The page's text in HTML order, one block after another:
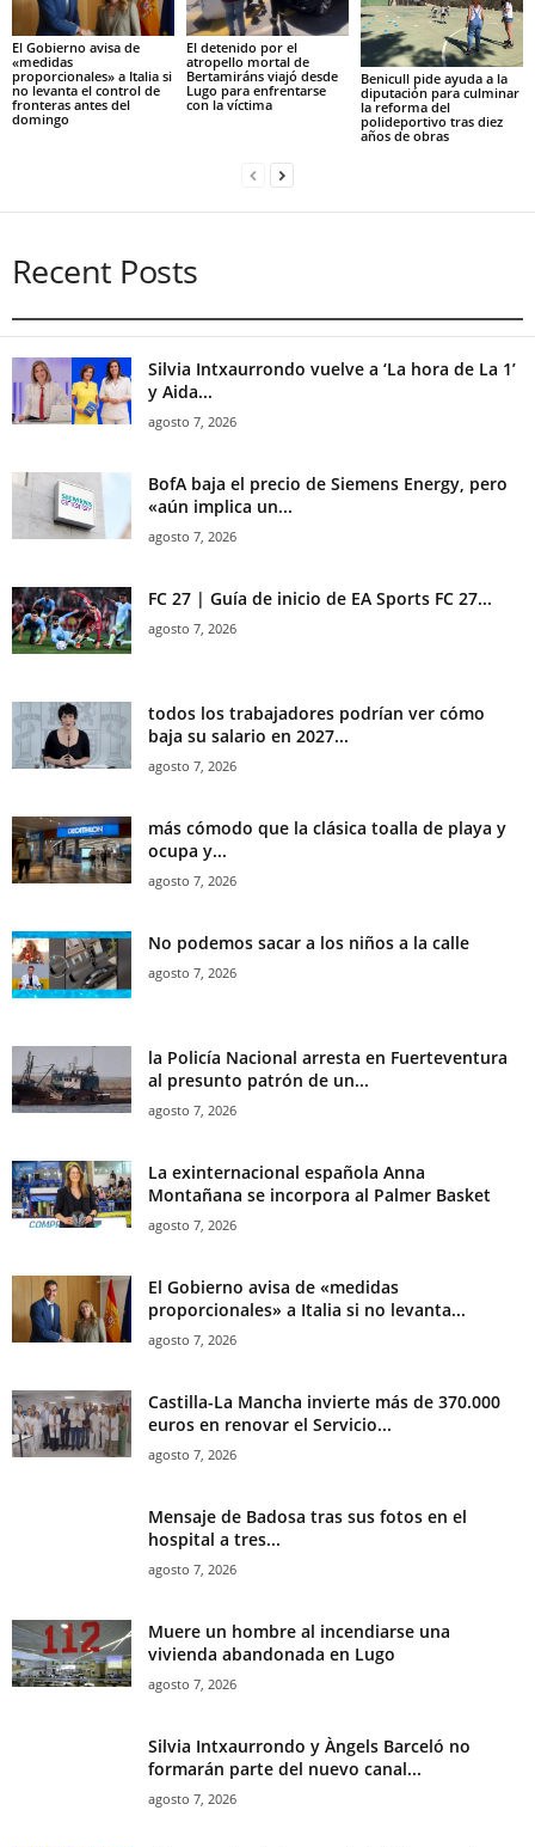
El Gobierno avisa de
«medidas
proporcionales» a Italia si
no levanta el control de
fronteras antes del
domingo
El detenido por el
atropello mortal de
Bertamiráns viajó desde
Lugo para enfrentarse
con la víctima
Benicull pide ayuda a la
diputación para culminar
la reforma del
polideportivo tras diez
años de obras
Recent Posts
Silvia Intxaurrondo vuelve a ‘La hora de La 1’
y Aida...
agosto 7, 2026
BofA baja el precio de Siemens Energy, pero
«aún implica un...
agosto 7, 2026
FC 27 | Guía de inicio de EA Sports FC 27...
agosto 7, 2026
todos los trabajadores podrían ver cómo
baja su salario en 2027...
agosto 7, 2026
más cómodo que la clásica toalla de playa y
ocupa y...
agosto 7, 2026
No podemos sacar a los niños a la calle
agosto 7, 2026
la Policía Nacional arresta en Fuerteventura
al presunto patrón de un...
agosto 7, 2026
La exinternacional española Anna
Montañana se incorpora al Palmer Basket
agosto 7, 2026
El Gobierno avisa de «medidas
proporcionales» a Italia si no levanta...
agosto 7, 2026
Castilla-La Mancha invierte más de 370.000
euros en renovar el Servicio...
agosto 7, 2026
Mensaje de Badosa tras sus fotos en el
hospital a tres...
agosto 7, 2026
Muere un hombre al incendiarse una
vivienda abandonada en Lugo
agosto 7, 2026
Silvia Intxaurrondo y Àngels Barceló no
formarán parte del nuevo canal...
agosto 7, 2026